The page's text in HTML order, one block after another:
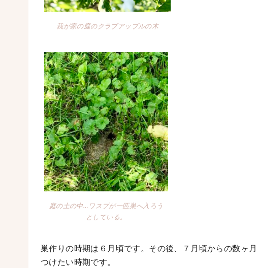
我が家の庭のクラブアップルの木
庭の土の中…ワスプが一匹巣へ入ろう
としている。
巣作りの時期は６月頃です。その後、７月頃からの数ヶ
つけたい時期です。